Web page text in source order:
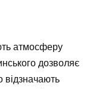
атмосферу
дозволяє
відзначають